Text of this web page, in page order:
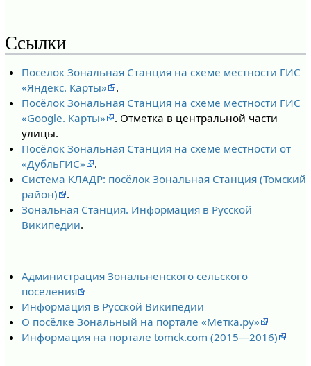
Ссылки
Посёлок Зональная Станция на схеме местности ГИС
«Яндекс. Карты»
.
Посёлок Зональная Станция на схеме местности ГИС
«Google. Карты»
. Отметка в центральной части
улицы.
Посёлок Зональная Станция на схеме местности от
«ДубльГИС»
.
Система КЛАДР: посёлок Зональная Станция (Томский
район)
.
Зональная Станция. Информация в Русской
Википедии.
Администрация Зональненского сельского
поселения
Информация в Русской Википедии
О посёлке Зональный на портале «Метка.ру»
Информация на портале tomck.com (2015—2016)